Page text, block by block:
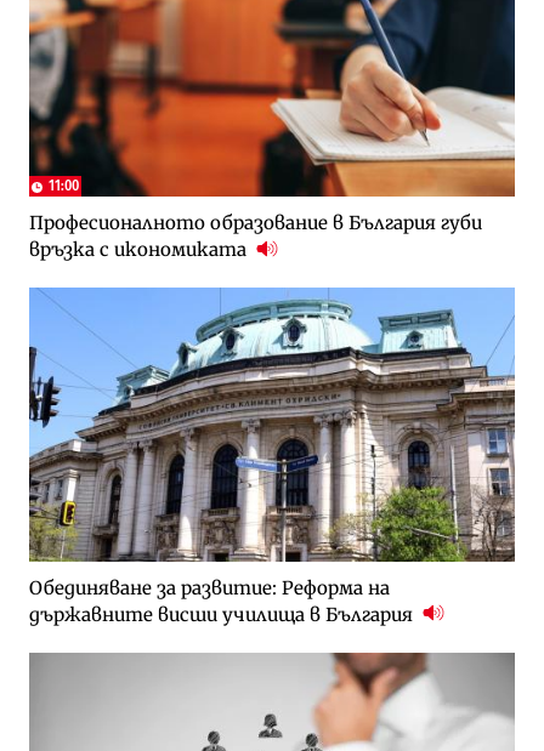
11:00
Професионалното образование в България губи
връзка с икономиката
Обединяване за развитие: Реформа на
държавните висши училища в България